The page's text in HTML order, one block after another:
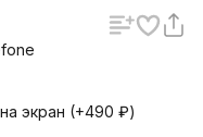
экран (+490 ₽)